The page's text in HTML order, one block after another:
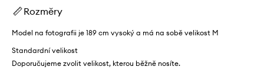
Rozměry
Model na fotografii je 189 cm vysoký a má na sobě velikost M
Standardní velikost
Doporučujeme zvolit velikost, kterou běžně nosíte.